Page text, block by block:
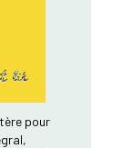
pour